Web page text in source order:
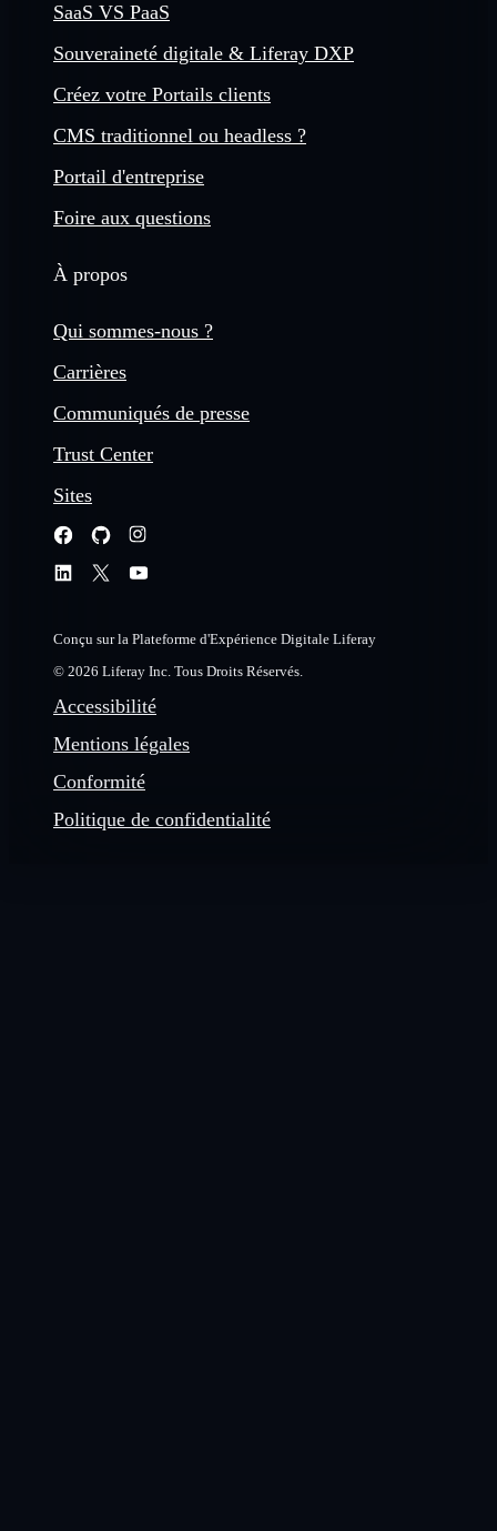
SaaS VS PaaS
Souveraineté digitale & Liferay DXP
Créez votre Portails clients
CMS traditionnel ou headless ?
Portail d'entreprise
Foire aux questions
À propos
Qui sommes-nous ?
Carrières
Communiqués de presse
Trust Center
Sites
Conçu sur la Plateforme d'Expérience Digitale Liferay
© 2026 Liferay Inc. Tous Droits Réservés.
Accessibilité
Mentions légales
Conformité
Politique de confidentialité